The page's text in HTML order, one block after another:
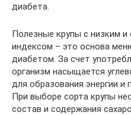
диабета.
Полезные крупы с низким и
индексом – это основа
диабетом. За счет
организм насыщается
для образования энергии
При выборе сорта крупы
состав и содержания